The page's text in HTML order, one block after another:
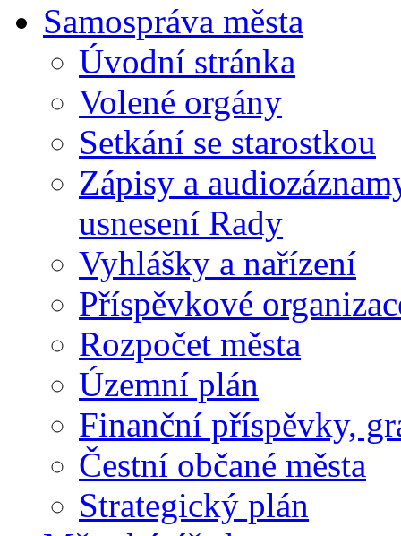
Samospráva města
Úvodní stránka
Volené orgány
Setkání se starostkou
Zápisy a
usnesení Rady
Vyhlášky a nařízení
Příspěvkové
Rozpočet města
Územní plán
Finanční příspěvky,
Čestní občané města
Strategický plán